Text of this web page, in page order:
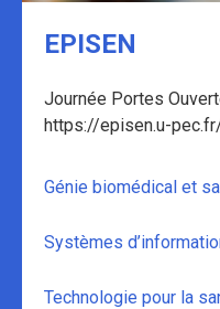
EPISEN
Journée Portes
https://episen.u-
Génie biomédical et
Systèmes
Technologie pour la